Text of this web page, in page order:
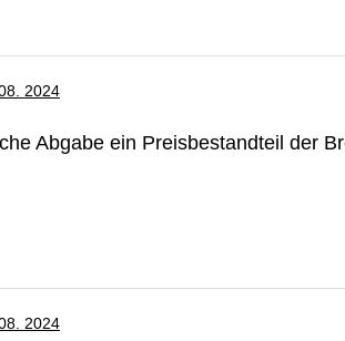
2024
Abgabe ein Preis­be­stand­teil der
2024